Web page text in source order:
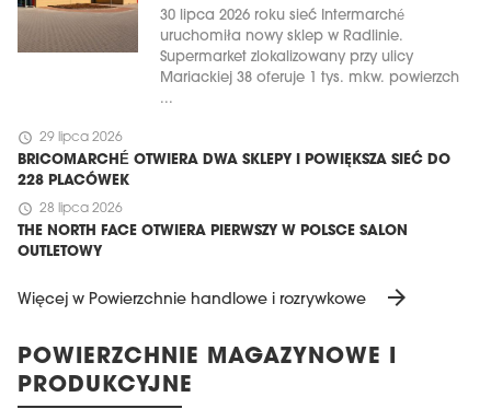
30 lipca 2026 roku sieć Intermarché
uruchomiła nowy sklep w Radlinie.
Supermarket zlokalizowany przy ulicy
Mariackiej 38 oferuje 1 tys. mkw. powierzch
...
schedule 29 lipca 2026
BRICOMARCHÉ OTWIERA DWA SKLEPY I POWIĘKSZA SIEĆ DO
228 PLACÓWEK
schedule 28 lipca 2026
THE NORTH FACE OTWIERA PIERWSZY W POLSCE SALON
OUTLETOWY
Więcej w Powierzchnie handlowe i rozrywkowe arrow_forward
POWIERZCHNIE MAGAZYNOWE I
PRODUKCYJNE